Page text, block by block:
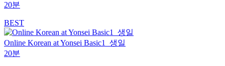
20분
BEST
Online Korean at Yonsei Basic1_생일
20분